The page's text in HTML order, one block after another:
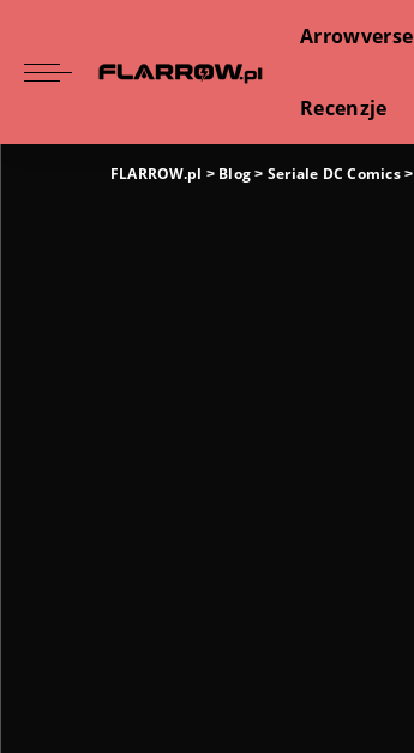
Arrowverse
Recenzje
FLARROW.pl > Blog > Seriale DC Comics>